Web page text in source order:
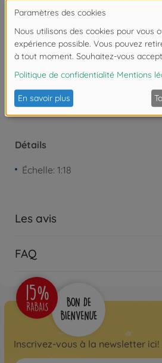
voitures anciennes aux voitures
Attention !Ne convient
moins de 3 ans. Risque
présence de pièces de
Détails
Échelle: 1:18
Les avis
FAQ
Inscrivez-vous à la newsletter ici!